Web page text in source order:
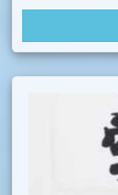
@ILoveTaiMei
群組：（台妹
本群禁貼露點